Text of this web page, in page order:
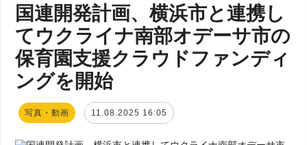
国連開発計画、横浜市と連携し
てウクライナ南部オデーサ市の
保育園支援クラウドファンディ
ングを開始
写真・動画 11.08.2025 16:05